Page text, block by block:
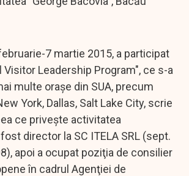
7 martie 2015, a participat
Visitor Leadership Program", ce s-a
multe oraşe din SUA, precum
York, Dallas, Salt Lake City, scrie
ce priveşte activitatea
director la SC ITELA SRL (sept.
apoi a ocupat poziţia de consilier
în cadrul Agenţiei de